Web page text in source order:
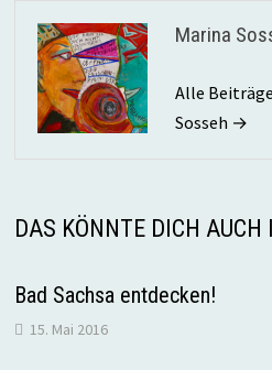
Marina
Alle
Sosseh →
DAS KÖNNTE DICH AUCH
Bad Sachsa entdecken!
15. Mai 2016